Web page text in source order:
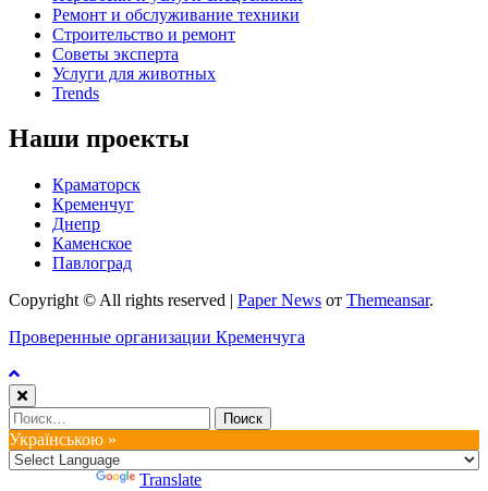
Ремонт и обслуживание техники
Строительство и ремонт
Советы эксперта
Услуги для животных
Trends
Наши проекты
Краматорск
Кременчуг
Днепр
Каменское
Павлоград
Copyright © All rights reserved | Paper News от Themeansar.
Проверенные организации Кременчуга
Найти:
Українською »
Translate